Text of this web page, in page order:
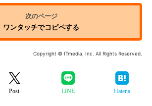
ワンタッチでコピペする
Copyright © ITmedia, Inc. All Rights Reserved.
Post LINE Hatena